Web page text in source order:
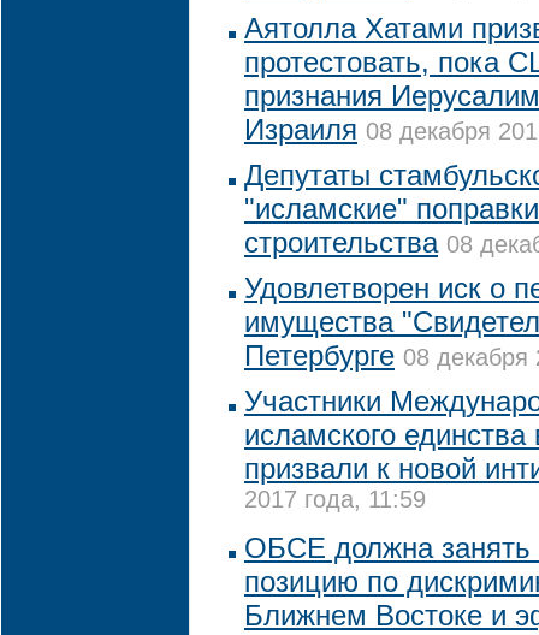
Аятолла Хатами
протестовать, пока
признания
Израиля 08 декабря
Депутаты
"исламские"
строительства 08
Удовлетворен иск о
имущества
Петербурге 08 декабря
Участники
исламского единства
призвали к новой
2017 года, 11:59
ОБСЕ должна занять
позицию по
Ближнем Востоке и